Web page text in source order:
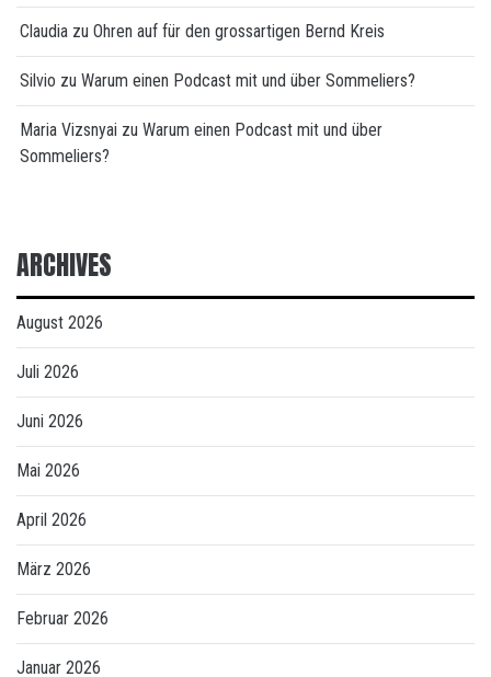
Claudia zu Ohren auf für den grossartigen Bernd Kreis
Silvio zu Warum einen Podcast mit und über Sommeliers?
Maria Vizsnyai zu Warum einen Podcast mit und über
Sommeliers?
ARCHIVES
August 2026
Juli 2026
Juni 2026
Mai 2026
April 2026
März 2026
Februar 2026
Januar 2026